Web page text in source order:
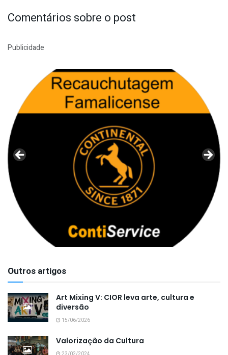
Comentários sobre o post
Publicidade
Outros artigos
Art Mixing V: CIOR leva arte, cultura e
diversão
15/06/2026
Valorização da Cultura